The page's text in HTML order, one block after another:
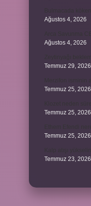
Ağustos 4, 2026
Ağustos 4, 2026
Temmuz 29, 2026
Temmuz 25, 2026
Temmuz 25, 2026
Temmuz 25, 2026
Temmuz 23, 2026